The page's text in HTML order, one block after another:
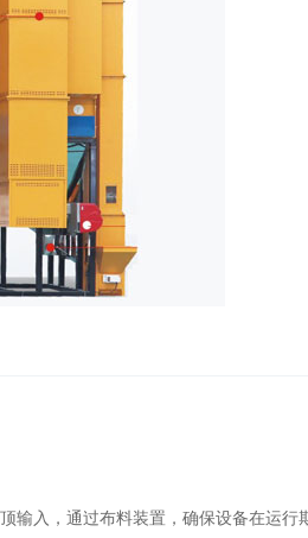
输入，通过布料装置，确保设备在运行